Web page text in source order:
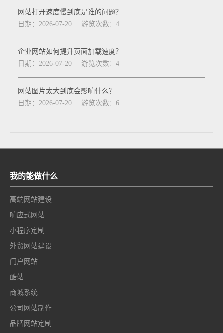
网站打开速度慢到底是谁的问题？
日期：2026-07-20
游览次数：4
企业网站如何提升页面加载速度？
日期：2026-07-20
游览次数：4
网站图片太大到底会影响什么？
日期：2026-07-20
游览次数：6
我的能做什么
高端网站建设
响应式网站
小程序定制
外贸网站建设
门户网站
酷站
商城系统
公司网站制作
品牌网站定制